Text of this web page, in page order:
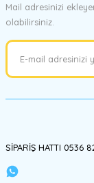
Mail adresinizi
olabilirsiniz.
SİPARİŞ HATTI 0536